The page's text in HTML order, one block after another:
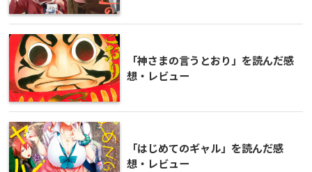
「神さまの言うとおり」を読んだ感
想・レビュー
「はじめてのギャル」を読んだ感
想・レビュー